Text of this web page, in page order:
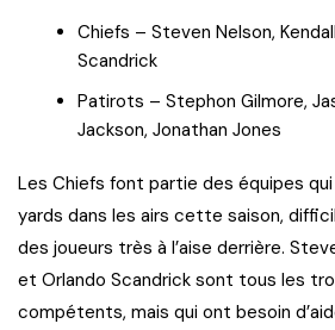
Chiefs – Steven Nelson,
Scandrick
Patirots – Stephon Gilmore,
Jackson, Jonathan Jones
Les Chiefs font partie des équipes
yards dans les airs cette saison,
des joueurs très à l’aise derrière.
et Orlando Scandrick sont tous les
compétents, mais qui ont besoin